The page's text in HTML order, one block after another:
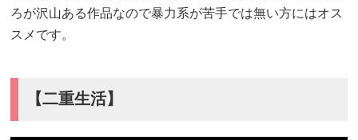
ろが沢山ある作品なので暴力系が苦手では無い方にはオス
スメです。
【二重生活】